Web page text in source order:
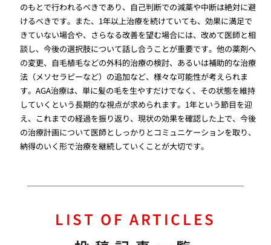
のもとで行われるべきであり、自己判断での減薬や中断は絶対に避
けるべきです。また、1年以上治療を続けていても、効果に満足で
きていない場合や、さらなる改善を望む場合には、改めて医師と相
談し、今後の選択肢について話し合うことが重要です。他の薬剤へ
の変更、自毛植毛などの外科的治療の検討、あるいは補助的な治療
法（メソセラピーなど）の追加など、様々な可能性が考えられま
す。AGA治療は、単に髪の毛を生やすだけでなく、その状態を維持
していくという長期的な視点が求められます。1年という節目を迎
え、これまでの経過を振り返り、現状の効果を確認した上で、今後
の治療計画について医師としっかりとコミュニケーションを取り、
納得のいく形で治療を継続していくことが大切です。
LIST OF ARTICLES